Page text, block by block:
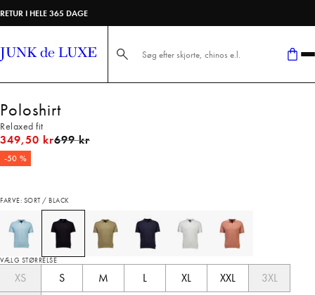
RETUR I HELE 365 DAGE
Søg her...
Poloshirt
Relaxed fit
349,50 krI alt (uden rabat)
699 kr
-50 %
FARVE: SORT / BLACK
VÆLG STØRRELSE
XS S M L XL XXL
3XL